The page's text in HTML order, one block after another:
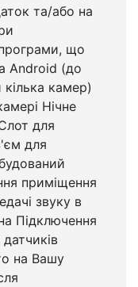
та/або на
програми, що
Android (до
камер)
Нічне
для
для
приміщення
звуку в
Підключення
на Вашу